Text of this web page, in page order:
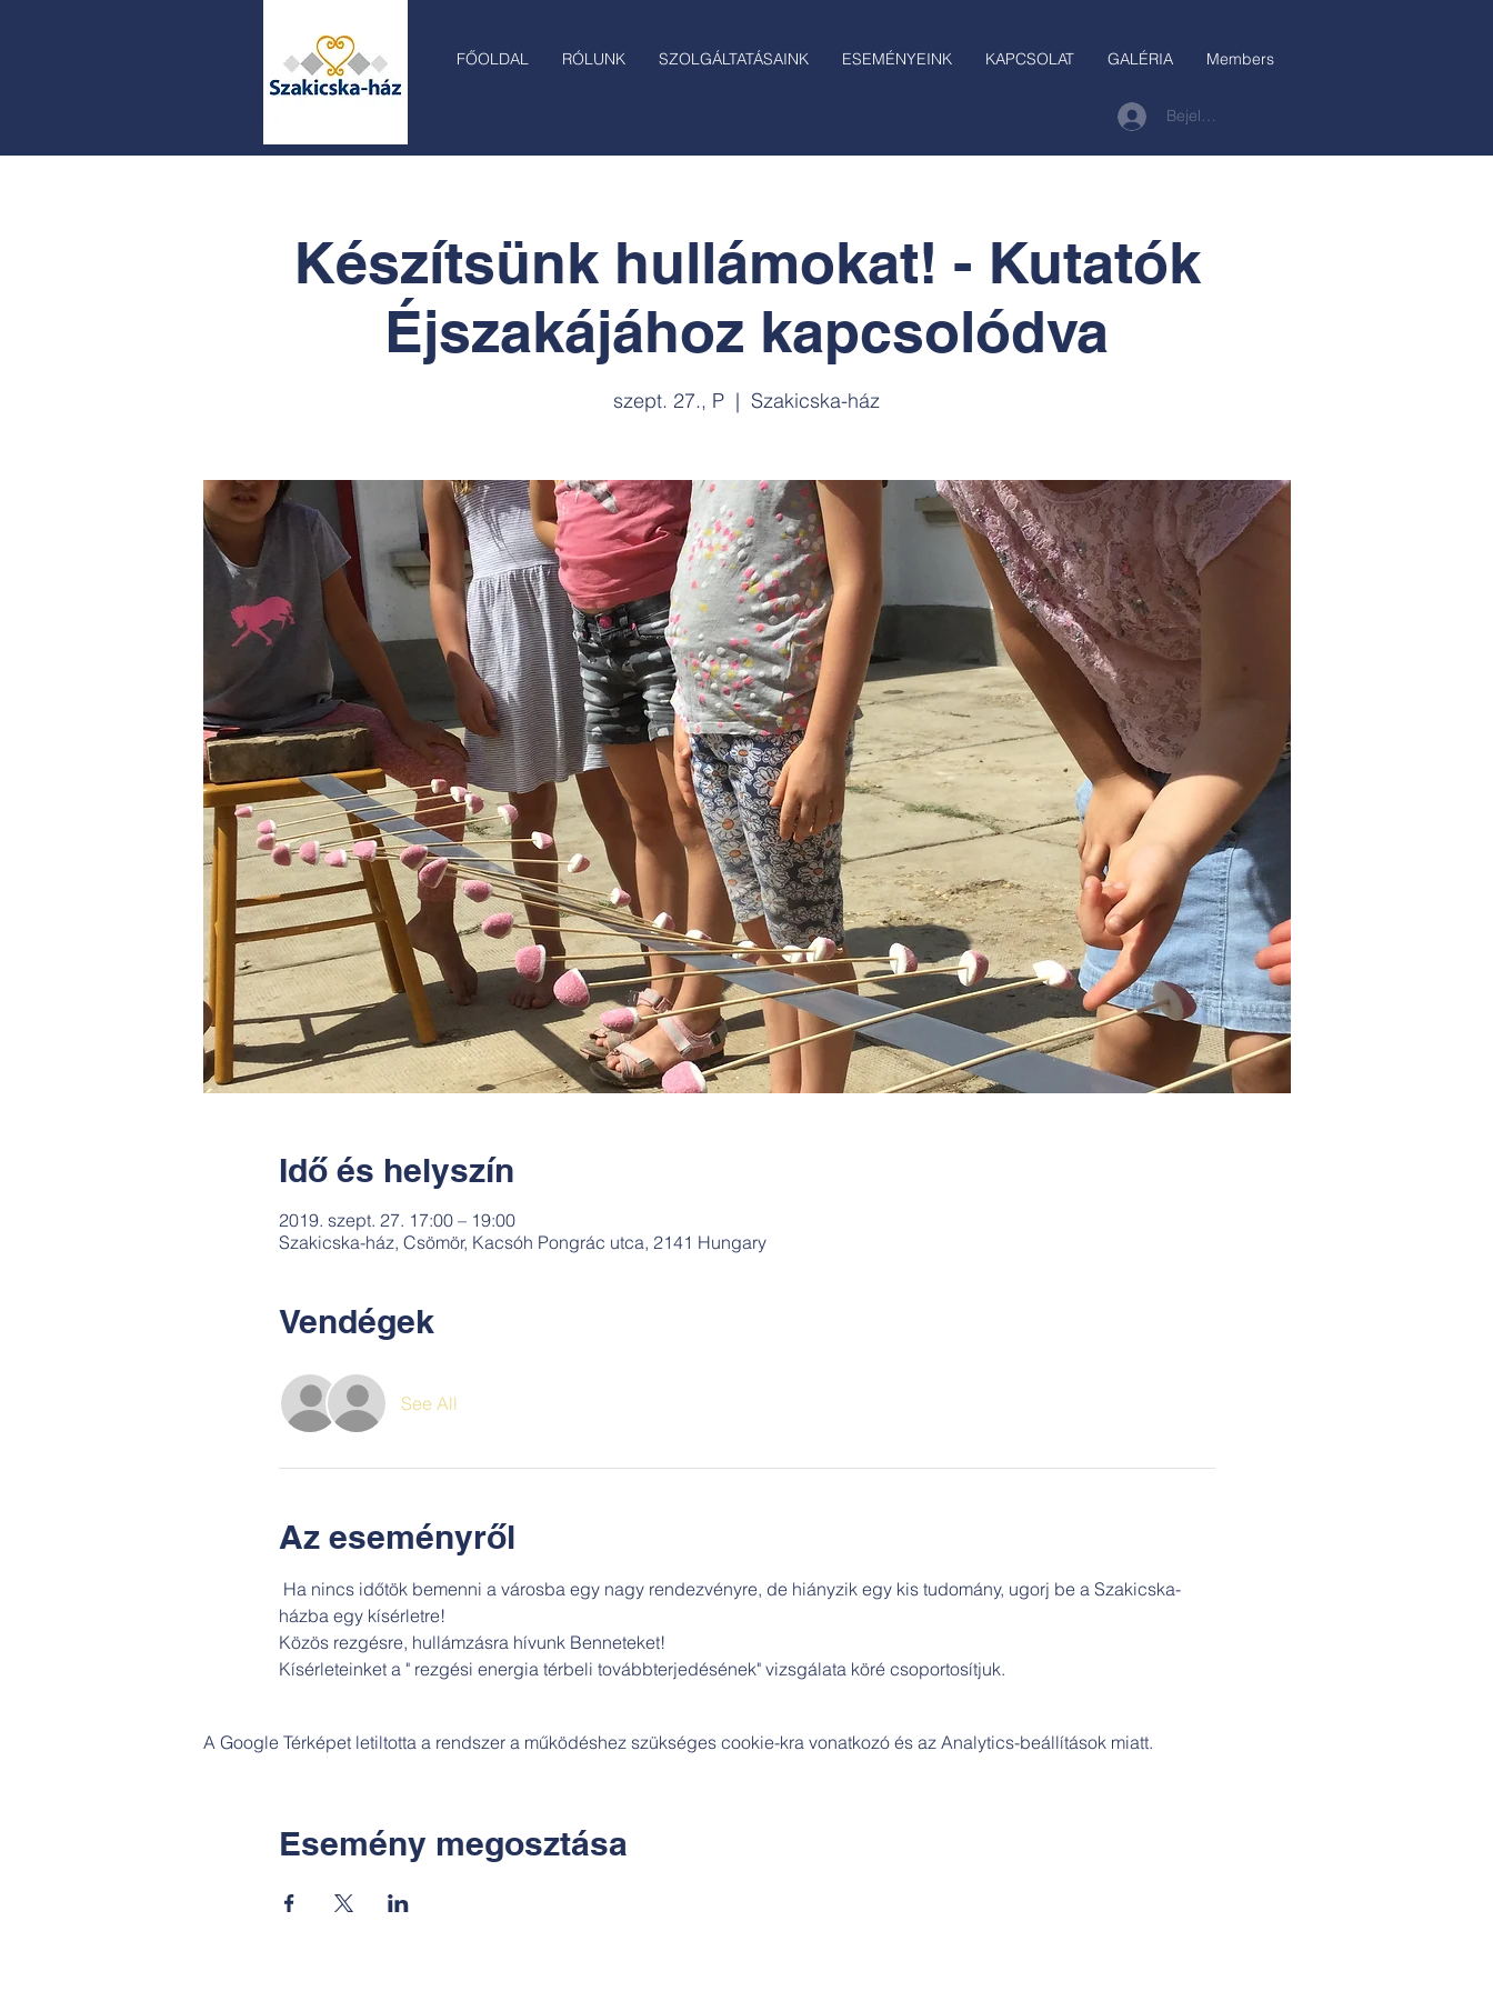
FŐOLDAL RÓLUNK SZOLGÁLTATÁSAINK ESEMÉNYEINK KAPCSOLAT GALÉRIA Members
Bejelentkezés
Készítsünk hullámokat! - Kutatók
Éjszakájához kapcsolódva
szept. 27., P
  |
Szakicska-ház
Idő és helyszín
2019. szept. 27. 17:00 – 19:00
Szakicska-ház, Csömör, Kacsóh Pongrác utca, 2141 Hungary
Vendégek
See All
Az eseményről
Ha nincs időtök bemenni a városba egy nagy rendezvényre, de hiányzik egy kis tudomány, ugorj be a Szakicska-
házba egy kísérletre!
Közös rezgésre, hullámzásra hívunk Benneteket!
Kísérleteinket a " rezgési energia térbeli továbbterjedésének" vizsgálata köré csoportosítjuk.
A Google Térképet letiltotta a rendszer a működéshez szükséges cookie-kra vonatkozó és az Analytics-beállítások miatt.
Esemény megosztása